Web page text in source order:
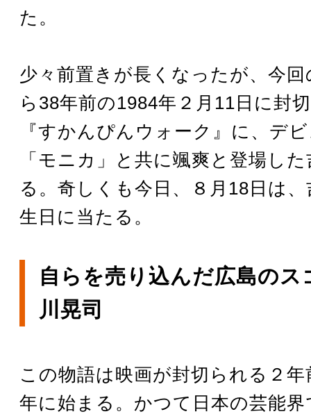
た。
少々前置きが長くなったが、今
ら38年前の1984年２月11日に封
『すかんぴんウォーク』に、デ
「モニカ」と共に颯爽と登場し
る。奇しくも今日、８月18日は
生日に当たる。
自らを売り込んだ広島のス
川晃司
この物語は映画が封切られる２
年に始まる。かつて日本の芸能界